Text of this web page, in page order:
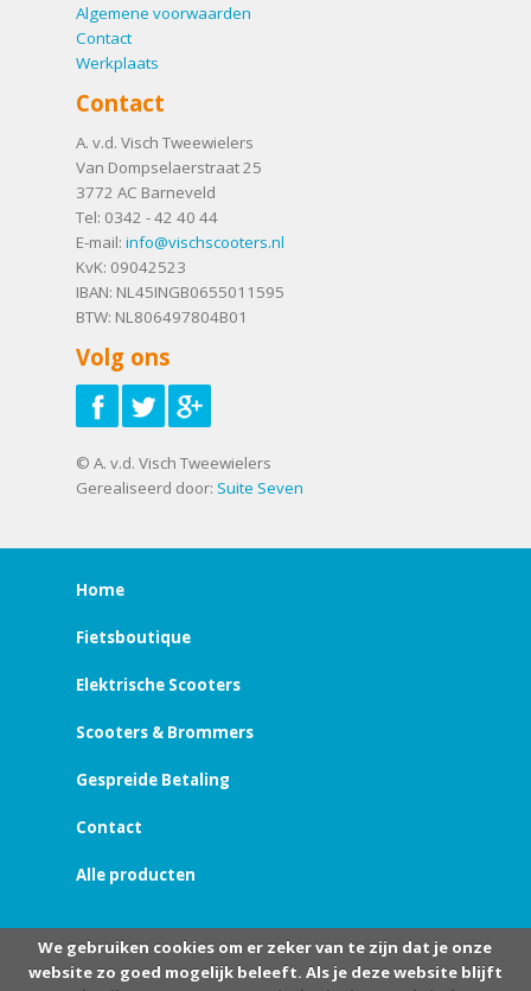
Algemene voorwaarden
Contact
Werkplaats
Contact
A. v.d. Visch Tweewielers
Van Dompselaerstraat 25
3772 AC Barneveld
Tel: 0342 - 42 40 44
E-mail: info@vischscooters.nl
KvK: 09042523
IBAN: NL45INGB0655011595
BTW: NL806497804B01
Volg ons
© A. v.d. Visch Tweewielers
Gerealiseerd door: Suite Seven
Home
Fietsboutique
Elektrische Scooters
Scooters & Brommers
Gespreide Betaling
Contact
Alle producten
We gebruiken cookies om er zeker van te zijn dat je onze
website zo goed mogelijk beleeft. Als je deze website blijft